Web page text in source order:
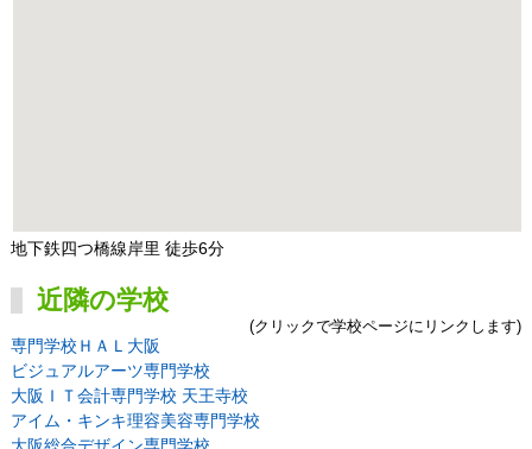
地下鉄四つ橋線岸里 徒歩6分
近隣の学校
(クリックで学校ページにリンクします)
専門学校ＨＡＬ大阪
ビジュアルアーツ専門学校
大阪ＩＴ会計専門学校 天王寺校
アイム・キンキ理容美容専門学校